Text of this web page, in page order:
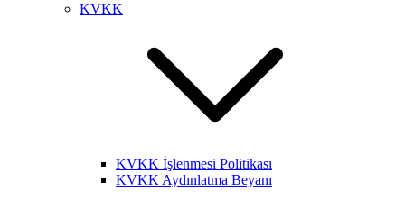
KVKK
KVKK İşlenmesi Politikası
KVKK Aydınlatma Beyanı